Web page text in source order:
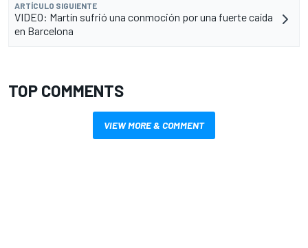
ARTÍCULO SIGUIENTE
VIDEO: Martín sufrió una conmoción por una fuerte caída
en Barcelona
TOP COMMENTS
VIEW MORE & COMMENT